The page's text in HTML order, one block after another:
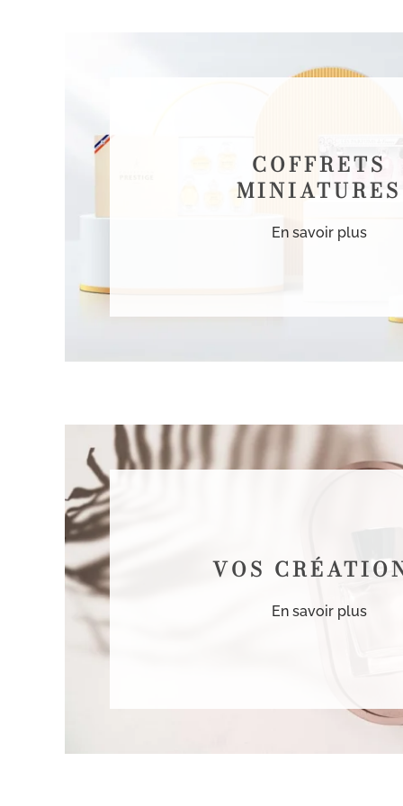
COFFRETS
MINIATURES
En savoir plus
VOS
En savoir plus